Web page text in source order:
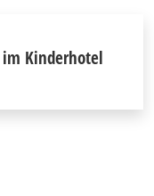
Kinderhotel